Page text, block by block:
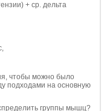
+ ср. дельта
чтобы можно было
подходами на основную
группы мышц?